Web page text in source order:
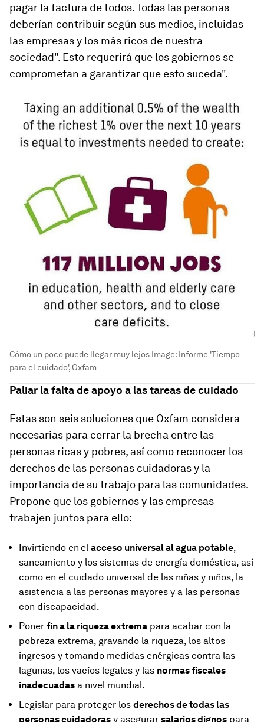
pagar la factura de todos. Todas las personas
deberían contribuir según sus medios, incluidas
las empresas y los más ricos de nuestra
sociedad". Esto requerirá que los gobiernos se
comprometan a garantizar que esto suceda".
Cómo un poco puede llegar muy lejos Image: Informe 'Tiempo
para el cuidado', Oxfam
Paliar la falta de apoyo a las tareas de cuidado
Estas son seis soluciones que Oxfam considera
necesarias para cerrar la brecha entre las
personas ricas y pobres, así como reconocer los
derechos de las personas cuidadoras y la
importancia de su trabajo para las comunidades.
Propone que los gobiernos y las empresas
trabajen juntos para ello:
Invirtiendo en el acceso universal al agua potable,
saneamiento y los sistemas de energía doméstica, así
como en el cuidado universal de las niñas y niños, la
asistencia a las personas mayores y a las personas
con discapacidad.
Poner fin a la riqueza extrema para acabar con la
pobreza extrema, gravando la riqueza, los altos
ingresos y tomando medidas enérgicas contra las
lagunas, los vacíos legales y las normas fiscales
inadecuadas a nivel mundial.
Legislar para proteger los derechos de todas las
personas cuidadoras y asegurar salarios dignos para